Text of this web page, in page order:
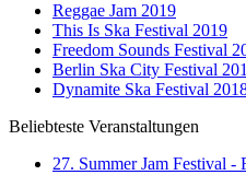
Reggae Jam 2019
This Is Ska Festival 2019
Freedom Sounds Festival
Berlin Ska City Festival
Dynamite Ska Festival
Beliebteste Veranstaltungen
27. Summer Jam Festival -